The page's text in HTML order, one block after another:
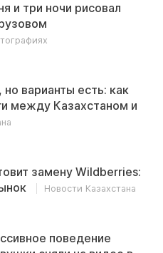
и три ночи рисовал
варианты есть: как
между Казахстаном и
замену Wildberries:
Новости Казахстана
поведение